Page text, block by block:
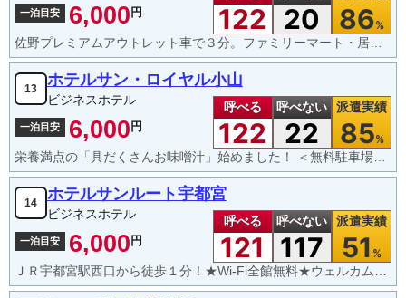
一泊目安 6,000円 122 20 86%
佐野プレミアムアウトレット車で３分。ファミリーマート・居酒屋・ラーメンおおぎや 徒歩約５分
13 ホテルサン・ロイヤル小山
ビジネスホテル
一泊目安 6,000円
呼べる
122
呼べない
22
派遣実績
85%
栄養満点の「具だくさんお味噌汁」始めました！ ＜無料駐車場55台完備＋チェックアウト12時無料＞
14 ホテルサンルート宇都宮
ビジネスホテル
一泊目安 6,000円
呼べる
121
呼べない
117
派遣実績
51 %
ＪＲ宇都宮駅西口から徒歩１分！★Wi-Fi全館無料★ウェルカムコーヒーサービス★コンビニ隣接